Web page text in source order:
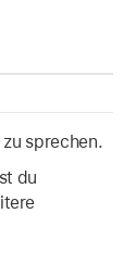
sprechen.
du